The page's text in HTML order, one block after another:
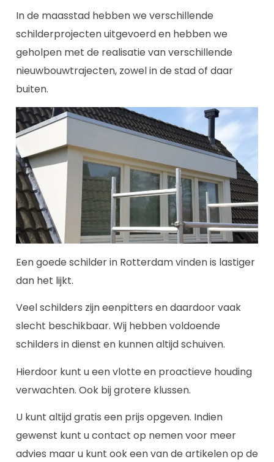
In de maasstad hebben we verschillende
schilderprojecten uitgevoerd en hebben we
geholpen met de realisatie van verschillende
nieuwbouwtrajecten, zowel in de stad of daar
buiten.
Een goede schilder in Rotterdam vinden is lastiger
dan het lijkt.
Veel schilders zijn eenpitters en daardoor vaak
slecht beschikbaar. Wij hebben voldoende
schilders in dienst en kunnen altijd schuiven.
Hierdoor kunt u een vlotte en proactieve houding
verwachten. Ook bij grotere klussen.
U kunt altijd gratis een prijs opgeven. Indien
gewenst kunt u contact op nemen voor meer
advies maar u kunt ook een van de artikelen op de